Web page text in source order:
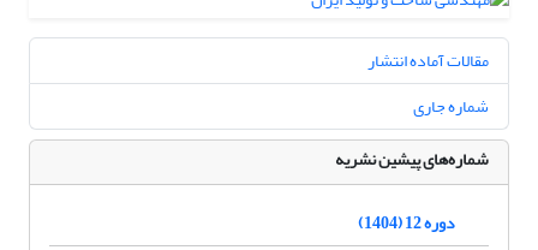
مقالات آماده انتشار
شماره جاری
شماره‌های پیشین نشریه
دوره 12 (1404)